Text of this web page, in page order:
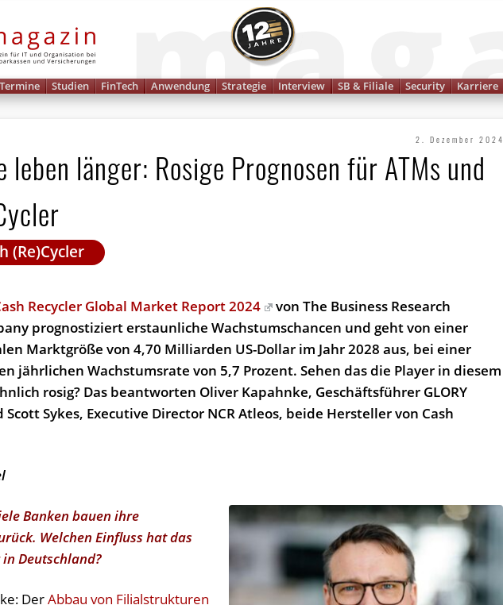
Termine Studien FinTech Anwendung Strategie Interview SB & Filiale Security Karriere
2. Dezember 2024
leben länger: Rosige Prognosen für ATMs und
(Re)Cycler
Recycler Global Market Report 2024
von The Business Research
prognostiziert erstaunliche Wachstumschancen und geht von einer
Marktgröße von 4,70 Milliarden US-Dollar im Jahr 2028 aus, bei einer
jährlichen Wachstumsrate von 5,7 Prozent. Sehen das die Player in diesem
rosig? Das beantworten Oliver Kapahnke, Geschäftsführer GLORY
Sykes, Executive Director NCR Atleos, beide Hersteller von Cash
Banken bauen ihre
Welchen Einfluss hat das
in Deutschland?
DerAbbau von Filialstrukturen